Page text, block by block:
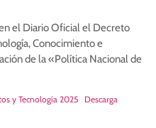
el Diario Oficial el Decreto
Conocimiento e
de la «Política Nacional de
y Tecnología 2025 Descarga